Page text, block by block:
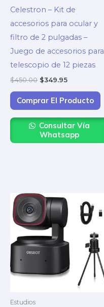
Celestron – Kit de
accesorios para ocular y
filtro de 2 pulgadas –
Juego de accesorios para
telescopio de 12 piezas
$450.00 $349.95
Comprar El Producto
Consultar Vía
Whatsapp
Estudios